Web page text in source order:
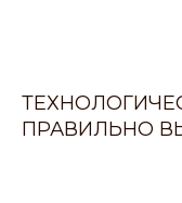
ПРАВИЛЬНО